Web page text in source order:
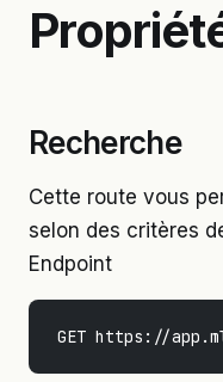
Recherche
Cette route vous
selon des critères
Endpoint